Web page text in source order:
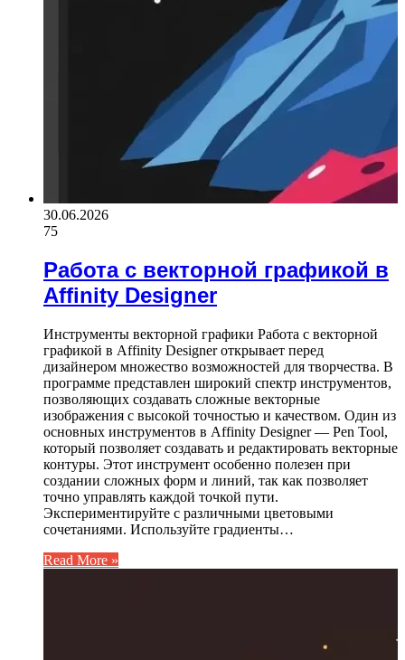
30.06.2026
75
Работа с векторной графикой в
Affinity Designer
Инструменты векторной графики Работа с векторной
графикой в Affinity Designer открывает перед
дизайнером множество возможностей для творчества. В
программе представлен широкий спектр инструментов,
позволяющих создавать сложные векторные
изображения с высокой точностью и качеством. Один из
основных инструментов в Affinity Designer — Pen Tool,
который позволяет создавать и редактировать векторные
контуры. Этот инструмент особенно полезен при
создании сложных форм и линий, так как позволяет
точно управлять каждой точкой пути.
Экспериментируйте с различными цветовыми
сочетаниями. Используйте градиенты…
Read More »